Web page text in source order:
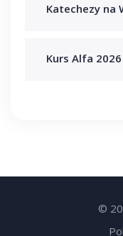
Katechezy na
Kurs Alfa 2026
©